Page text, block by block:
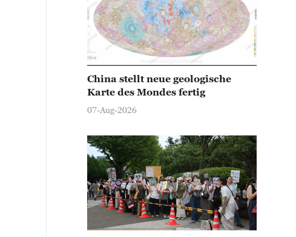
China stellt neue geologische
Karte des Mondes fertig
07-Aug-2026